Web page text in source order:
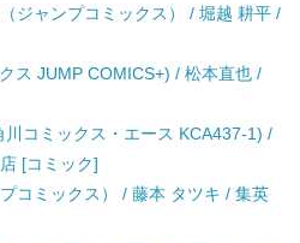
ジャンプコミックス） / 堀越 耕平 /
ス JUMP COMICS+) / 松本直也 /
コミックス・エース KCA437-1) /
[コミック]
コミックス） / 藤本 タツキ / 集英